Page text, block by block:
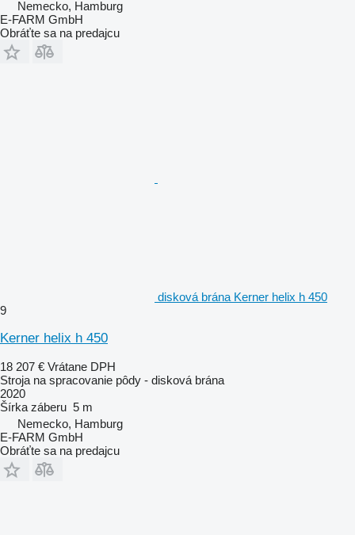
Nemecko, Hamburg
E-FARM GmbH
Obráťte sa na predajcu
disková brána Kerner helix h 450
9
Kerner helix h 450
18 207 € Vrátane DPH
Stroja na spracovanie pôdy - disková brána
2020
Šírka záberu 5 m
Nemecko, Hamburg
E-FARM GmbH
Obráťte sa na predajcu